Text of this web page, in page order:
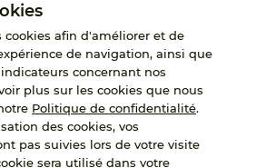
cookies afin d'améliorer et de
de navigation, ainsi que
concernant nos
plus sur les cookies que nous
Politique de confidentialité.
des cookies, vos
pas suivies lors de votre visite
sera utilisé dans votre
Public France Enfance Protégée, créé le 5
d’assurer les missions de service public du
des adoptants et de traitement des
personnelles. France Enfance
observatoire et une ressource pour
ainsi qu’un appui à l’élaboration de la
le soutien à l’activité des conseils